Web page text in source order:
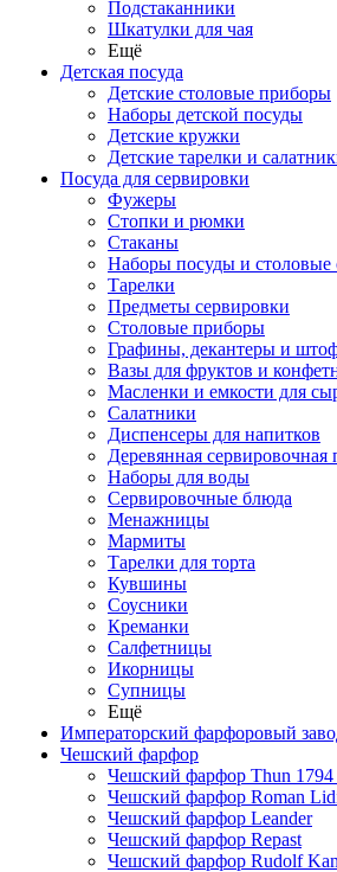
Подстаканники
Шкатулки для чая
Ещё
Детская посуда
Детские столовые приборы
Наборы детской посуды
Детские кружки
Детские тарелки и
Посуда для сервировки
Фужеры
Стопки и рюмки
Стаканы
Наборы посуды и столовые
Тарелки
Предметы сервировки
Столовые приборы
Графины, декантеры и
Вазы для фруктов и
Масленки и емкости для
Салатники
Диспенсеры для напитков
Деревянная сервировочная
Наборы для воды
Сервировочные блюда
Менажницы
Мармиты
Тарелки для торта
Кувшины
Соусники
Креманки
Салфетницы
Икорницы
Супницы
Ещё
Императорский фарфоровый
Чешский фарфор
Чешский фарфор Thun 1794
Чешский фарфор Roman
Чешский фарфор Leander
Чешский фарфор Repast
Чешский фарфор Rudolf